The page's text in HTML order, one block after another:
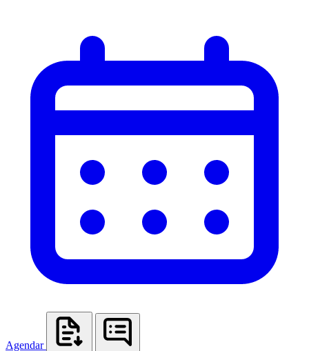
Agendar